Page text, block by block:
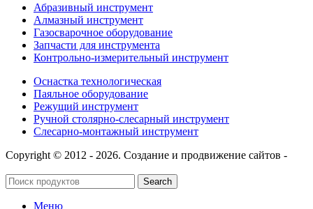
Абразивный инструмент
Алмазный инструмент
Газосварочное оборудование
Запчасти для инструмента
Контрольно-измерительный инструмент
Оснастка технологическая
Паяльное оборудование
Режущий инструмент
Ручной столярно-слесарный инструмент
Слесарно-монтажный инструмент
Copyright © 2012 - 2026. Создание и продвижение сайтов -
Search
Меню